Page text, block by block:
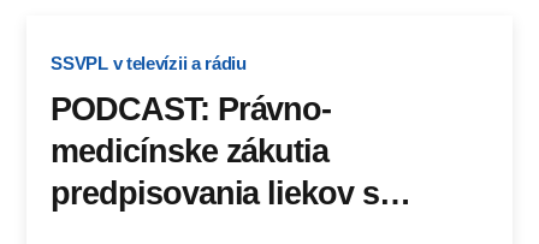
SSVPL v televízii a rádiu
PODCAST: Právno-
medicínske zákutia
predpisovania liekov s